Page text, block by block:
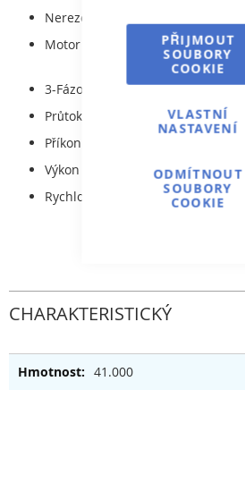
PŘIJMOUT
SOUBORY
COOKIE
VLASTNÍ
NASTAVENÍ
ODMÍTNOUT
SOUBORY
COOKIE
Nerezové čelo
Motor s permanentním magnetem
3-Fázový motor
Průtok: 150--350 m³/h
Příkon: 3,6 kW
Výkon 3,0 kW
Rychlost proudu: 1,8--4,1 m/s
CHARAKTERISTICKÝ
41.000